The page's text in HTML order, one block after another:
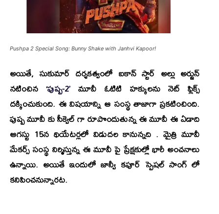
Pushpa 2 Special Song: Bunny Shake with Janhvi Kapoor!
అయితే, సుకుమార్ దర్శకత్వంలో ఐకాన్ స్టార్ అల్లు అర్జున్
నటించిన ‘పుష్ప-2’ మూవీ ఓటిటి హక్కులను నెట్ ఫ్లిక్స్
దక్కించుకుంది. ఈ విషయాన్ని ఆ సంస్థ తాజాగా ప్రకటించింది.
పుష్ప మూవీ కు సీక్వెల్ గా రూపొందుతున్న ఈ మూవీ ఈ ఏడాది
ఆగస్టు 15న థియేటర్లలో విడుదల కానున్నది . మైత్రి మూవీ
మేకర్స్ సంస్థ నిర్మిస్తున్న ఈ మూవీ పై ప్రేక్షకుల్లో భారీ అంచనాలు
ఉన్నాయి. అయితే ఇందులోజాన్వీ కపూర్ స్పెషల్ సాంగ్ లో
కనిపించనున్నారట.